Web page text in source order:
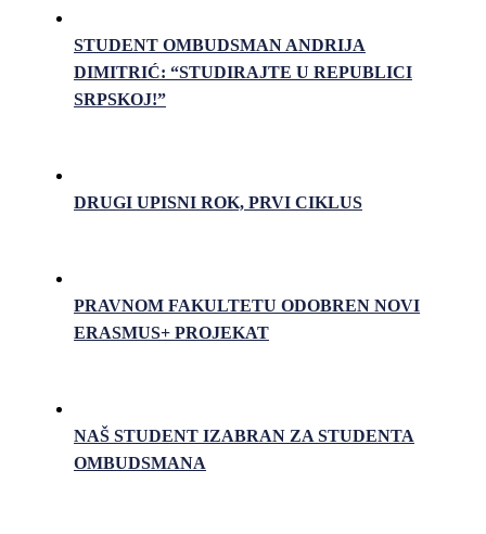
STUDENT OMBUDSMAN ANDRIJA
DIMITRIĆ: “STUDIRAJTE U REPUBLICI
SRPSKOJ!”
DRUGI UPISNI ROK, PRVI CIKLUS
PRAVNOM FAKULTETU ODOBREN NOVI
ERASMUS+ PROJEKAT
NAŠ STUDENT IZABRAN ZA STUDENTA
OMBUDSMANA